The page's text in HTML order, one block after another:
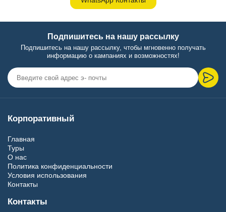
Подпишитесь на нашу рассылку
Подпишитесь на нашу рассылку, чтобы мгновенно получать
информацию о кампаниях и возможностях!
Корпоративный
Главная
Туры
О нас
Политика конфиденциальности
Условия использования
Контакты
Контакты